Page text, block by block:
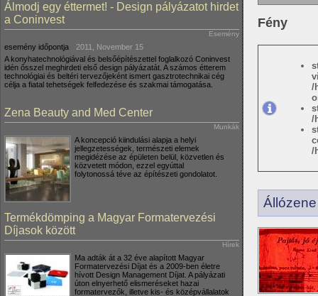
Álmodj egy éttermet! - Design pályázatot hirdet
a Coninvest
Esemény
esemény időpontja
2011, November 15
A konyhatechnológiával és belsőépítészettel foglalkozó Coninvest
idén ősszel meghirdeti első design pályázatát. A számos étterem
technológiai és beltéri tervezőjeként ismert gasztrotechnikai cég
célja a fiatal tehetségek felfedezése és szakmai támogatása.
Zena Beauty and Med Center
Munkák
A koncepció kiindulási alapja a helyi
jellegzetességek, természeti elemek
megidézése az épületen belül, közvetlen és
közvetett módon, ezzel egyúttal
folytonossá téve az építészeti gondolatot.
Termékdömping a Magyar Formatervezési
Díjasok között
Hírek
Ma adták át a 32 éve alapított Magyar
Formatervezési Díjat és a 2009-ben életre
hívott Design Management Díjat. A pályázati
úton elnyerhető elismeréseket hazai
formatervezők, illetve kis- és középvállalatok
Fény
/
/
/
Állózene